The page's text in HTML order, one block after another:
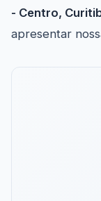
- Centro,
apresentar